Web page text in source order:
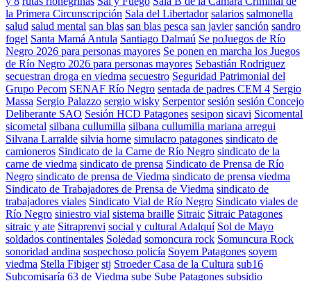
la Primera Circunscripción Sala del Libertador salarios salmonella
salud salud mental san blas san blas pesca san javier sanción sandro
fogel Santa Mamá Antula Santiago Dalmaú Se poJuegos de Río
Negro 2026 para personas mayores Se ponen en marcha los Juegos
de Río Negro 2026 para personas mayores Sebastián Rodriguez
secuestran droga en viedma secuestro Seguridad Patrimonial del
Grupo Pecom SENAF Río Negro sentada de padres CEM 4 Sergio
Massa Sergio Palazzo sergio wisky Serpentor sesión sesión Concejo
Deliberante SAO Sesión HCD Patagones sesipon sicavi Sicomental
sicometal silbana cullumilla silbana cullumilla mariana arregui
Silvana Larralde silvia horne simulacro patagones sindicato de
camioneros Sindicato de la Carne de Río Negro sindicato de la
carne de viedma sindicato de prensa Sindicato de Prensa de Río
Negro sindicato de prensa de Viedma sindicato de prensa viedma
Sindicato de Trabajadores de Prensa de Viedma sindicato de
trabajadores viales Sindicato Vial de Río Negro Sindicato viales de
Río Negro siniestro vial sistema braille Sitraic Sitraic Patagones
sitraic y ate Sitraprenvi social y cultural Adalquí Sol de Mayo
soldados continentales Soledad somoncura rock Somuncura Rock
sonoridad andina sospechoso policía Soyem Patagones soyem
viedma Stella Fibiger stj Stroeder Casa de la Cultura sub16
Subcomisaría 63 de Viedma sube Sube Patagones subsidio